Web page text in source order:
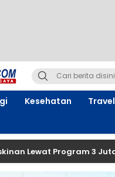
Kesehatan Travel
Program 3 Juta Rumah